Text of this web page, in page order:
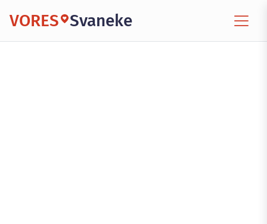
VORES Svaneke